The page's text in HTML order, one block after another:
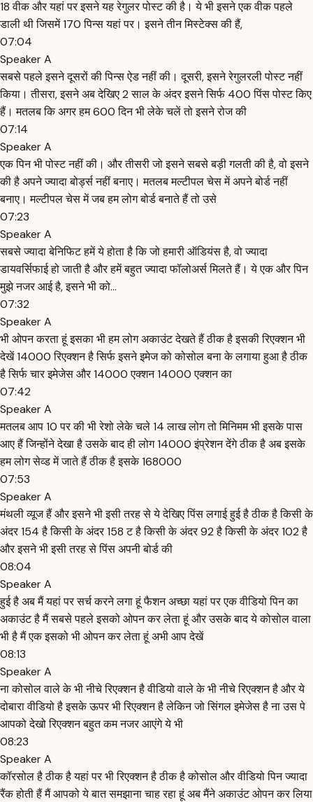
18 वीक और यहां पर इसने यह रेगुलर पोस्ट की है। ये भी इसने एक वीक पहले
डाली थी जिसमें 170 पिन्स यहां पर। इसने तीन मिस्टेक्स की हैं,
07:04
Speaker A
सबसे पहले इसने दूसरों की पिन्स ऐड नहीं की। दूसरी, इसने रेगुलरली पोस्ट नहीं
किया। तीसरा, इसने अब देखिए 2 साल के अंदर इसने सिर्फ 400 पिंस पोस्ट किए
हैं। मतलब कि अगर हम 600 दिन भी लेके चलें तो इसने रोज की
07:14
Speaker A
एक पिन भी पोस्ट नहीं की। और तीसरी जो इसने सबसे बड़ी गलती की है, वो इसने
की है अपने ज्यादा बोर्ड्स नहीं बनाए। मतलब मल्टीपल चेस में अपने बोर्ड नहीं
बनाए। मल्टीपल चेस में जब हम लोग बोर्ड बनाते हैं तो उसे
07:23
Speaker A
सबसे ज्यादा बेनिफिट हमें ये होता है कि जो हमारी ऑडियंस है, वो ज्यादा
डायवर्सिफाई हो जाती है और हमें बहुत ज्यादा फॉलोअर्स मिलते हैं। ये एक और पिन
मुझे नजर आई है, इसने भी को...
07:32
Speaker A
भी ओपन करता हूं इसका भी हम लोग अकाउंट देखते हैं ठीक है इसकी रिएक्शन भी
देखें 14000 रिएक्शन है सिर्फ इसने इमेज को कोसोल बना के लगाया हुआ है ठीक
है सिर्फ चार इमेजेस और 14000 एक्शन 14000 एक्शन का
07:42
Speaker A
मतलब आप 10 पर की भी रेशो लेके चले 14 लाख लोग तो मिनिमम भी इसके पास
आए हैं जिन्होंने देखा है उसके बाद ही लोग 14000 इंप्रेशन देंगे ठीक है अब इसके
हम लोग सेव्ड में जाते हैं ठीक है इसके 168000
07:53
Speaker A
मंथली व्यूज हैं और इसने भी इसी तरह से ये देखिए पिंस लगाई हुई है ठीक है किसी के
अंदर 154 है किसी के अंदर 158 ट है किसी के अंदर 92 है किसी के अंदर 102 है
और इसने भी इसी तरह से पिंस अपनी बोर्ड की
08:04
Speaker A
हुई है अब मैं यहां पर सर्च करने लगा हूं फैशन अच्छा यहां पर एक वीडियो पिन का
अकाउंट है मैं सबसे पहले इसको ओपन कर लेता हूं और उसके बाद ये कोसोल वाला
भी है मैं एक इसको भी ओपन कर लेता हूं अभी आप देखें
08:13
Speaker A
ना कोसोल वाले के भी नीचे रिएक्शन है वीडियो वाले के भी नीचे रिएक्शन है और ये
दोबारा वीडियो है इसके ऊपर भी रिएक्शन है लेकिन जो सिंगल इमेजेस है ना उस पे
आपको देखो रिएक्शन बहुत कम नजर आएंगे ये भी
08:23
Speaker A
कॉरसोल है ठीक है यहां पर भी रिएक्शन है ठीक है कोसोल और वीडियो पिन ज्यादा
रैंक होती हैं मैं आपको ये बात समझाना चाह रहा हूं अब मैंने अकाउंट ओपन कर लिया